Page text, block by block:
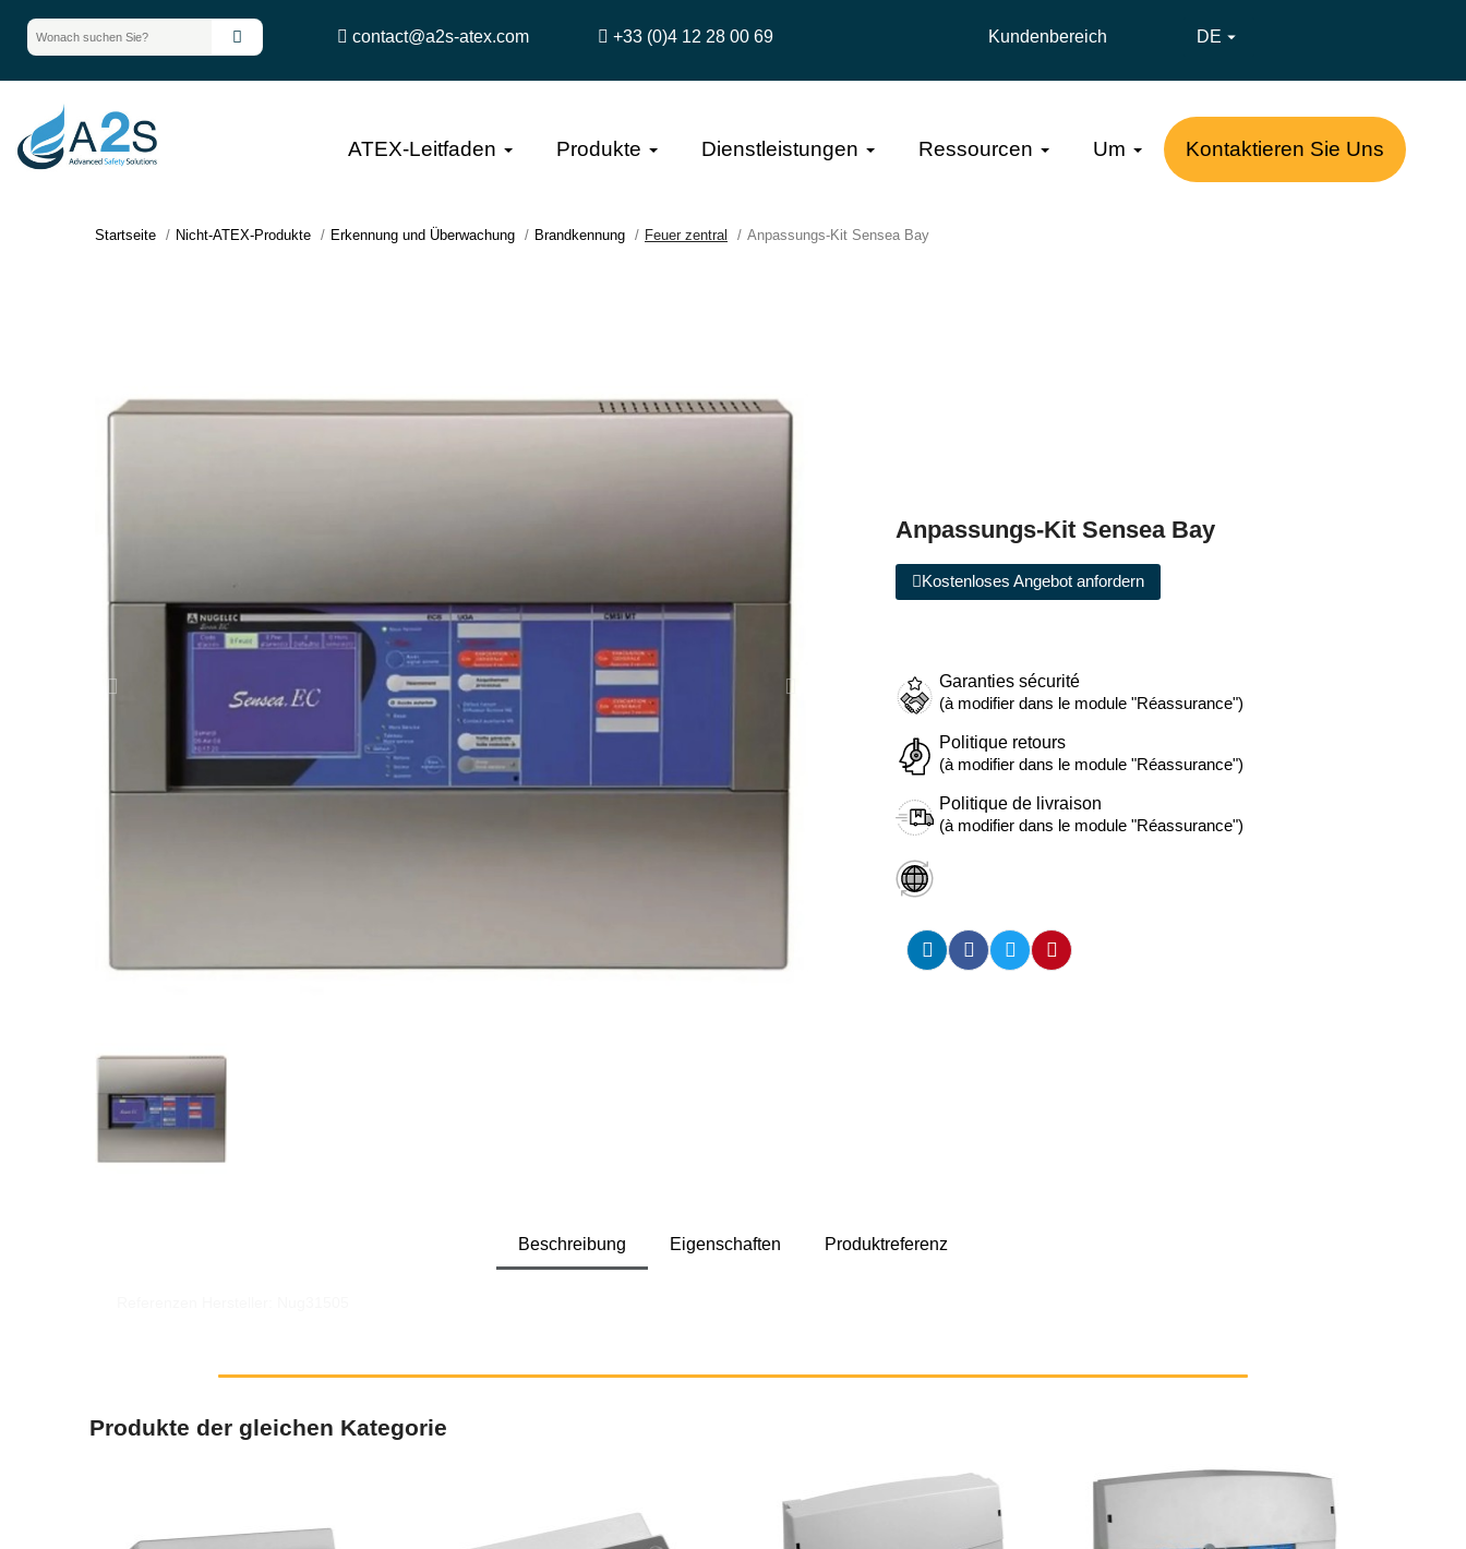
contact@a2s-atex.com +33 (0)4 12 28 00 69 Kundenbereich DE 
ATEX-Leitfaden Produkte Dienstleistungen Ressourcen Um Kontaktieren Sie Uns
Startseite Nicht-ATEX-Produkte Erkennung und Überwachung Brandkennung Feuer zentral Anpassungs-Kit Sensea Bay
Anpassungs-Kit Sensea Bay
Kostenloses Angebot anfordern
Garanties sécurité
(à modifier dans le module "Réassurance")
Politique retours
(à modifier dans le module "Réassurance")
Politique de livraison
(à modifier dans le module "Réassurance")
Beschreibung Eigenschaften Produktreferenz
Produkte der gleichen Kategorie